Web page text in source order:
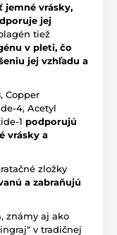
jemné vrásky,
jej
tiež
v pleti, čo
jej vzhľadu a
Copper
4, Acetyl
1 podporujú
vrásky a
zložky
a zabraňujú
známy aj ako
v tradičnej